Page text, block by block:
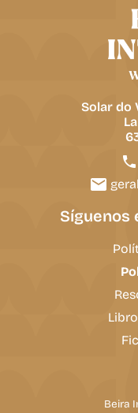
Solar do
Síguenos
Beira